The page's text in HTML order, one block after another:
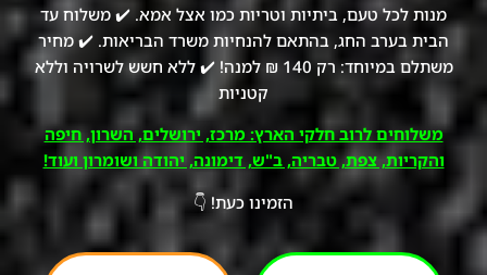
מנות לכל טעם, ביתיות וטריות כמו אצל אמא. ✔️ משלוח עד
הבית בערב החג, בהתאם להנחיות משרד הבריאות. ✔️ מחיר
משתלם במיוחד: רק 140 ₪ למנה! ✔️ ללא חשש לשרויה וללא
קטניות
משלוחים לרוב חלקי הארץ: מרכז, ירושלים, השרון, חיפה
והקריות, צפת, טבריה, ב"ש, דימונה, יהודה ושומרון ועוד!
הזמינו כעת! 👇